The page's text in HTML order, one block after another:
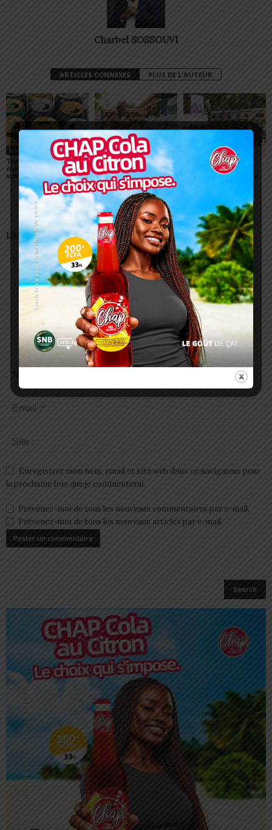
Charbel SOSSOUVI
ARTICLES CONNEXES PLUS DE L'AUTEUR
Non classé
Togo/ Boissons
énergisantes: l’État tire la
sonnette d’alarme
Non classé
Togo/ Rentrée scolaire
2026-2027: consultez la
liste officielle des écoles
autorisées
Non classé
ESSAL 2026 : les
admissibles convoqués
pour la visite médicale à
LAISSER UN COMMENTAIRE
Enregistrer mon nom, email et site web dans ce navigateur pour
la prochaine fois que je commenterai.
Prévenez-moi de tous les nouveaux commentaires par e-mail.
Prévenez-moi de tous les nouveaux articles par e-mail.